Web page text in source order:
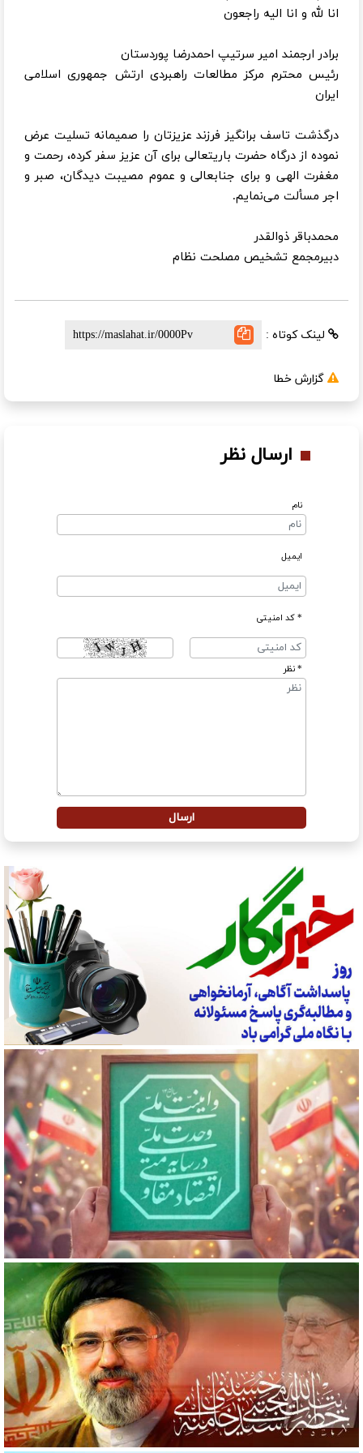
انا لله و انا الیه راجعون
برادر ارجمند امیر سرتیپ احمدرضا پوردستان
رئیس محترم مرکز مطالعات راهبردی ارتش جمهوری اسلامی
ایران
درگذشت تاسف برانگیز فرزند عزیزتان را صمیمانه تسلیت عرض
نموده از درگاه حضرت باریتعالی برای آن عزیز سفر کرده، رحمت و
مغفرت الهی و برای جنابعالی و عموم مصیبت دیدگان، صبر و
اجر مسألت می‌نمایم.
محمدباقر ذوالقدر
دبیرمجمع تشخیص مصلحت نظام
لینک کوتاه :
گزارش خطا
ارسال نظر
نام
ایمیل
* کد امنیتی
* نظر